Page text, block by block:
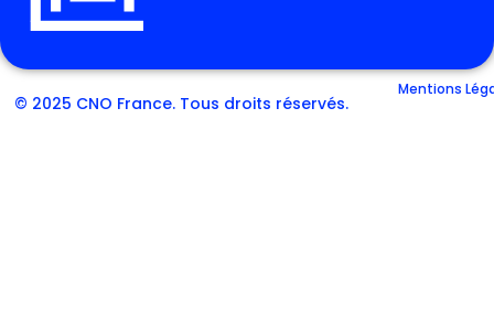
© 2025 CNO France. Tous droits réservés.
Mentions